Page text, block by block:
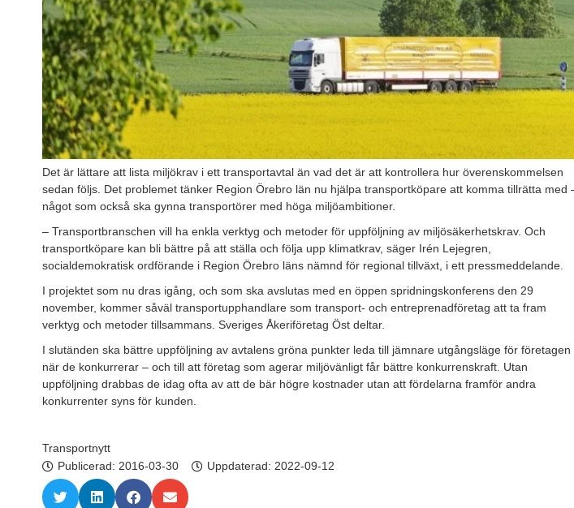
Det är lättare att lista miljökrav i ett transportavtal än vad det är att kontrollera hur överenskommelsen
sedan följs. Det problemet tänker Region Örebro län nu hjälpa transportköpare att komma tillrätta med
något som också ska gynna transportörer med höga miljöambitioner.
– Transportbranschen vill ha enkla verktyg och metoder för uppföljning av miljösäkerhetskrav. Och
transportköpare kan bli bättre på att ställa och följa upp klimatkrav, säger Irén Lejegren,
socialdemokratisk ordförande i Region Örebro läns nämnd för regional tillväxt, i ett pressmeddelande.
I projektet som nu dras igång, och som ska avslutas med en öppen spridningskonferens den 29
november, kommer såväl transportupphandlare som transport- och entreprenadföretag att ta fram
verktyg och metoder tillsammans. Sveriges Åkeriföretag Öst deltar.
I slutänden ska bättre uppföljning av avtalens gröna punkter leda till jämnare utgångsläge för företagen
när de konkurrerar – och till att företag som agerar miljövänligt får bättre konkurrenskraft. Utan
uppföljning drabbas de idag ofta av att de bär högre kostnader utan att fördelarna framför andra
konkurrenter syns för kunden.
Transportnytt
Publicerad: 2016-03-30 Uppdaterad: 2022-09-12